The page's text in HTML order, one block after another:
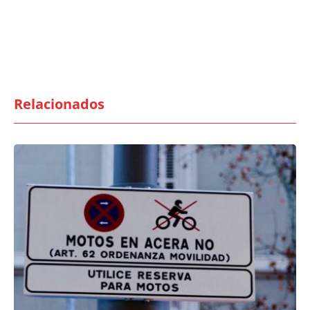
Relacionados